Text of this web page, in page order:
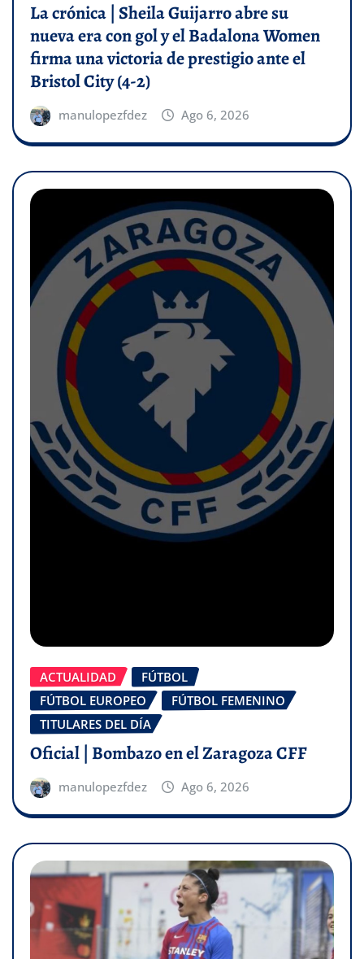
La crónica | Sheila Guijarro abre su
nueva era con gol y el Badalona Women
firma una victoria de prestigio ante el
Bristol City (4-2)
manulopezfdez Ago 6, 2026
ACTUALIDAD
FÚTBOL
FÚTBOL EUROPEO
FÚTBOL FEMENINO
TITULARES DEL DÍA
Oficial | Bombazo en el Zaragoza CFF
manulopezfdez Ago 6, 2026